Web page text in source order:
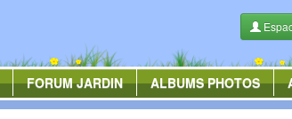
FORUMJARDIN ALBUMSPHOTOS